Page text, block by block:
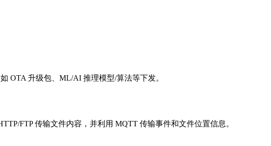
OTA 升级包、ML/AI 推理模型/算法等下发。
FTP 传输文件内容，并利用 MQTT 传输事件和文件位置信息。